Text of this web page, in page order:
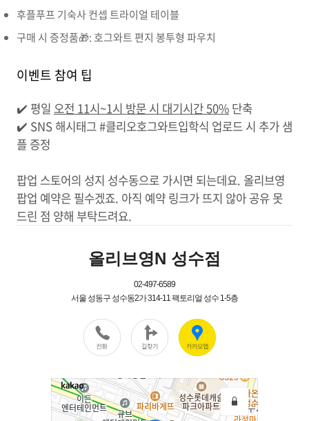
후플푸프 기숙사 컨셉 트라이얼 테이블
구매 시 증정품🎁: 호그와트 편지 봉투형 파우치
이벤트 참여 팁
✔️ 평일 오전 11시~1시 방문 시 대기시간 50% 단축
✔️ SNS 해시태그 #클리오호그와트입학식 업로드 시 추가 샘
플 증정
팝업 스토어의 성지 성수동으로 가시면 되는데요. 올리브영
팝업 예약은 필수겠죠. 아직 예약 링크가 뜨지 않아 공유 못
드린 점 양해 부탁드려요.